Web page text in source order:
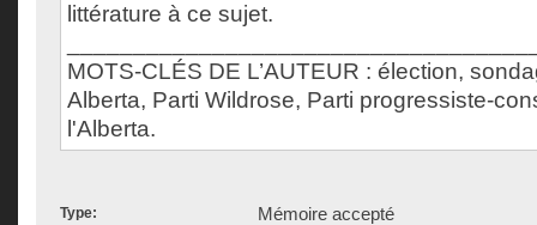
littérature à ce sujet.
MOTS-CLÉS DE L’AUTEUR : élection,
Alberta, Parti Wildrose, Parti progressiste-
l'Alberta.
Type: Mémoire accepté